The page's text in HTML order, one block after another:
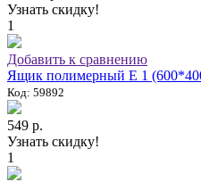
Узнать скидку!
1
Добавить к сравнению
Ящик полимерный E 1
Код: 59892
549 р.
Узнать скидку!
1